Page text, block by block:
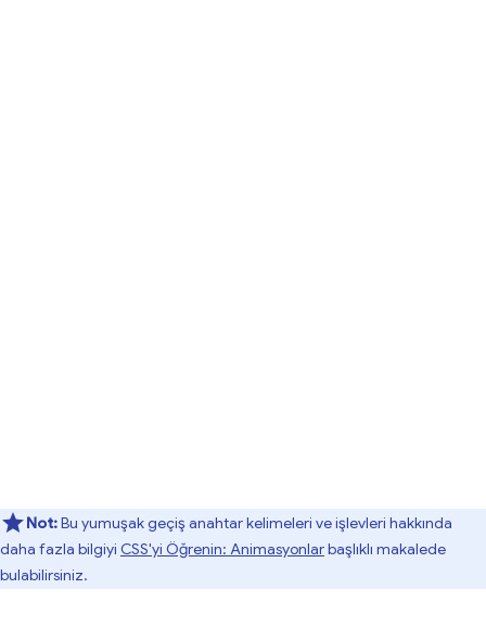
Not:Bu yumuşak geçiş anahtar kelimeleri ve işlevleri hakkında
daha fazla bilgiyi CSS'yi Öğrenin: Animasyonlarbaşlıklı makalede
bulabilirsiniz.